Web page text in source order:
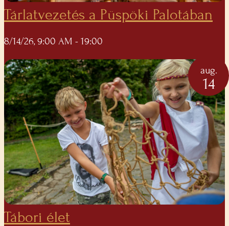
Tárlatvezetés a Püspöki Palotában
8/14/26, 9:00 AM - 19:00
aug.
14
Tábori élet